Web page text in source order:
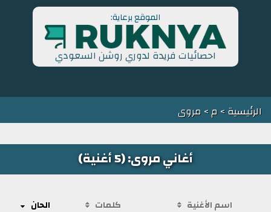
الموقع برعاية:
احصائيات فريدة لدوري روشن السعودي
الرئيسية> م> مروى
أغاني مروى: (5 أغنية)
اسم الأغنية كلمات الحان